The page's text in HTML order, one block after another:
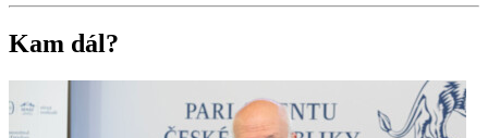
Kam dál?